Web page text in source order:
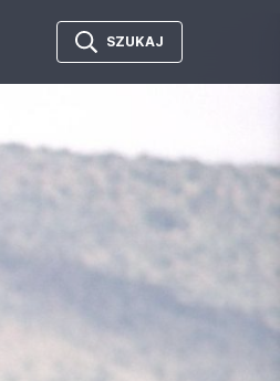
SZUKAJ